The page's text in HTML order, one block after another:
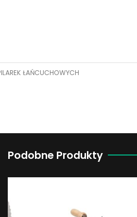
ŁAŃCUCHOWYCH
Podobne Produkty